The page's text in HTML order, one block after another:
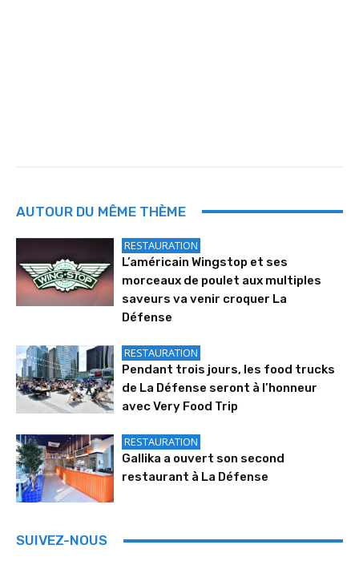
AUTOUR DU MÊME THÈME
RESTAURATION
L’américain Wingstop et ses
morceaux de poulet aux multiples
saveurs va venir croquer La
Défense
RESTAURATION
Pendant trois jours, les food trucks
de La Défense seront à l’honneur
avec Very Food Trip
RESTAURATION
Gallika a ouvert son second
restaurant à La Défense
SUIVEZ-NOUS